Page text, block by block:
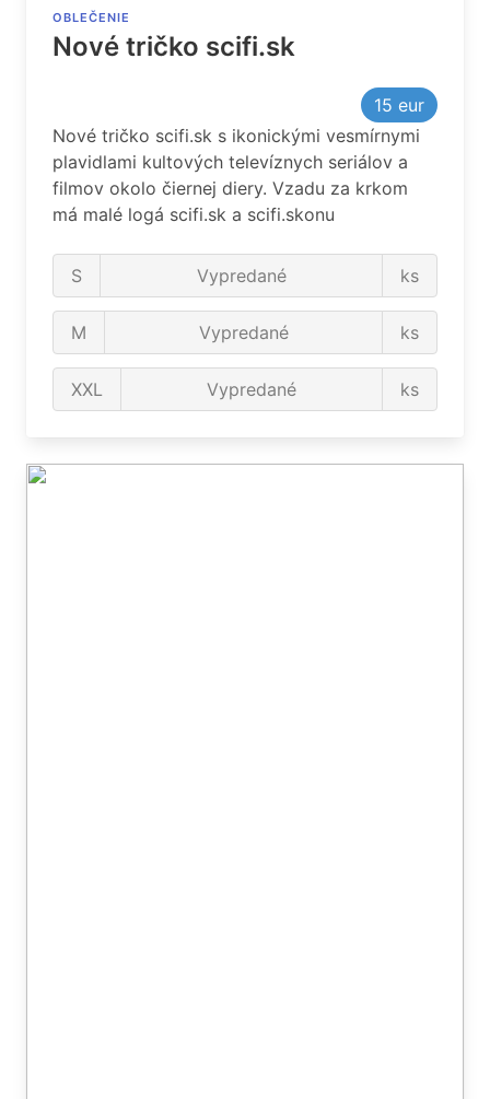
OBLEČENIE
Nové tričko scifi.sk
15 eur
Nové tričko scifi.sk s ikonickými vesmírnymi
plavidlami kultových televíznych seriálov a
filmov okolo čiernej diery. Vzadu za krkom
má malé logá scifi.sk a scifi.skonu
S Vypredané ks
M Vypredané ks
XXL Vypredané ks